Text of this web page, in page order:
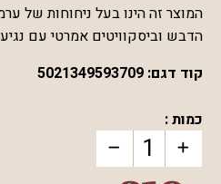
המוצר זה הינו בעל ניחוחות של
הדבש וביסקוויטים אמרטי עם
קוד דגם: 5021349593709
כמות :